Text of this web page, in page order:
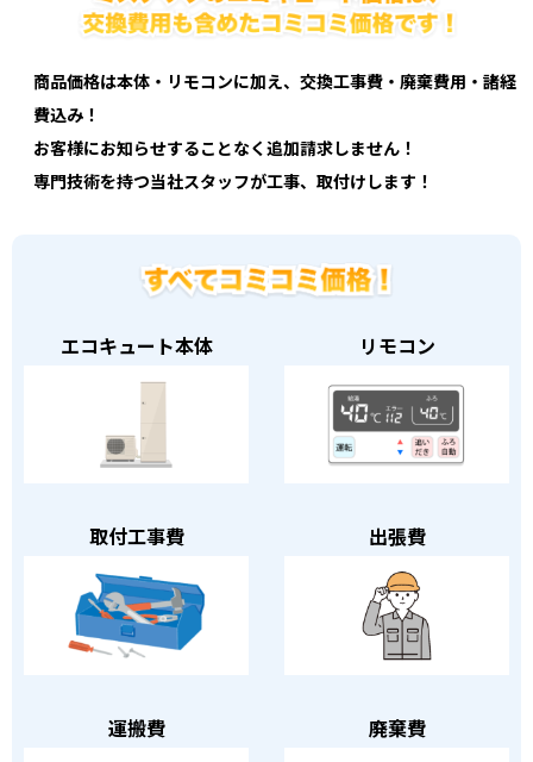
商品価格は本体・リモコンに加え、交換工事費・廃棄費用・諸経
費込み！
お客様にお知らせすることなく追加請求しません！
専門技術を持つ当社スタッフが工事、取付けします！
エコキュート本体 リモコン
取付工事費 出張費
運搬費 廃棄費